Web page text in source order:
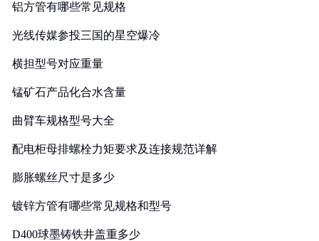
铝方管有哪些常见规格
光线传媒参投三国的星空爆冷
横担型号对应重量
锰矿石产品化合水含量
曲臂车规格型号大全
配电柜母排螺栓力矩要求及连接规范详解
膨胀螺丝尺寸是多少
镀锌方管有哪些常见规格和型号
D400球墨铸铁井盖重多少